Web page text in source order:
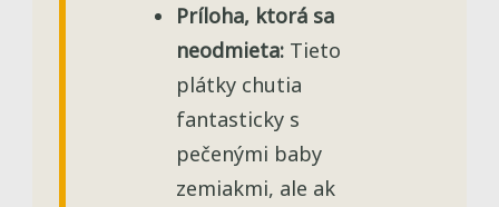
Príloha, ktorá sa
neodmieta: Tieto
plátky chutia
fantasticky s
pečenými baby
zemiakmi, ale ak